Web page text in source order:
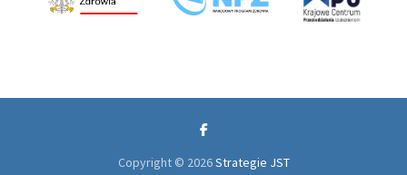
Copyright © 2026Strategie JST